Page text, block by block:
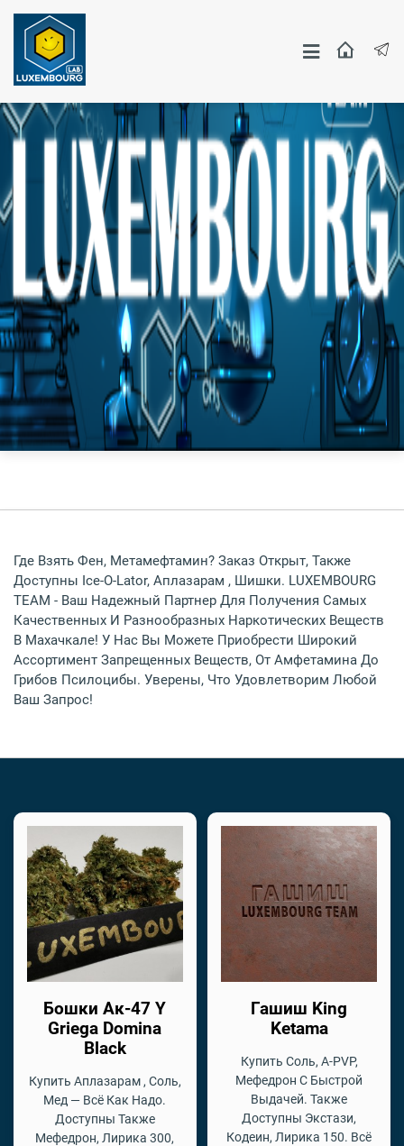
Москва
Другие Города
Где Взять Фен, Метамефтамин? Заказ Открыт, Также
Доступны Ice-O-Lator, Аплазарам , Шишки. LUXEMBOURG
TEAM - Ваш Надежный Партнер Для Получения Самых
Качественных И Разнообразных Наркотических Веществ
В Махачкале! У Нас Вы Можете Приобрести Широкий
Ассортимент Запрещенных Веществ, От Амфетамина До
Грибов Псилоцибы. Уверены, Что Удовлетворим Любой
Ваш Запрос!
Бошки Ак-47 Y
Griega Domina
Black
Купить Аплазарам , Соль,
Мед — Всё Как Надо.
Доступны Также
Мефедрон, Лирика 300,
Гашиш King
Ketama
Купить Соль, A-PVP,
Мефедрон С Быстрой
Выдачей. Также
Доступны Экстази,
Кодеин, Лирика 150. Всё